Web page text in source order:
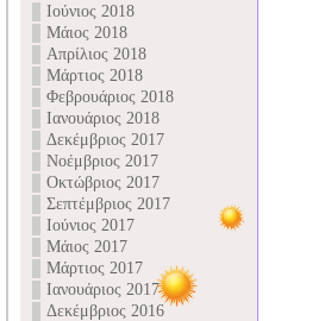
Ιούνιος 2018
Μάιος 2018
Απρίλιος 2018
Μάρτιος 2018
Φεβρουάριος 2018
Ιανουάριος 2018
Δεκέμβριος 2017
Νοέμβριος 2017
Οκτώβριος 2017
Σεπτέμβριος 2017
Ιούνιος 2017
Μάιος 2017
Μάρτιος 2017
Ιανουάριος 2017
Δεκέμβριος 2016